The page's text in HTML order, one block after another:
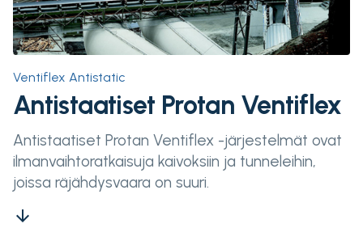
Ventiflex Antistatic
Antistaatiset Protan Ventiflex
Antistaatiset Protan Ventiflex -järjestelmät ovat
ilmanvaihtoratkaisuja kaivoksiin ja tunneleihin,
joissa räjähdysvaara on suuri.
arrow_downward